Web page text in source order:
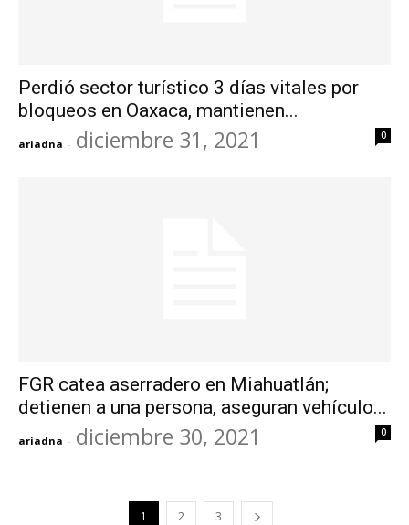
Perdió sector turístico 3 días vitales por
bloqueos en Oaxaca, mantienen...
ariadna - diciembre 31, 2021 0
FGR catea aserradero en Miahuatlán;
detienen a una persona, aseguran vehículo...
ariadna - diciembre 30, 2021 0
1 2 3